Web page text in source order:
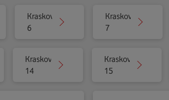
Kraskov
6
Kraskov
7
Kraskov
14
Kraskov
15